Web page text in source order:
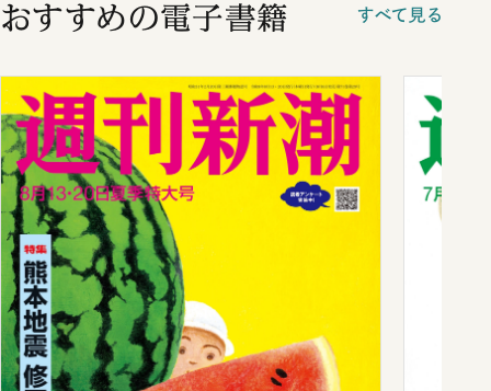
おすすめの電子書籍 すべて見る